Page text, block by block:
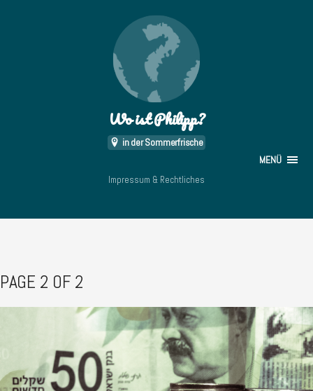
Wo ist Philipp?
in der Sommerfrische
MENÜ
Impressum & Rechtliches
PAGE 2 OF 2